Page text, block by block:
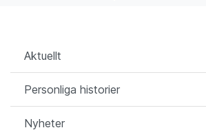
Aktuellt
Personliga historier
Nyheter